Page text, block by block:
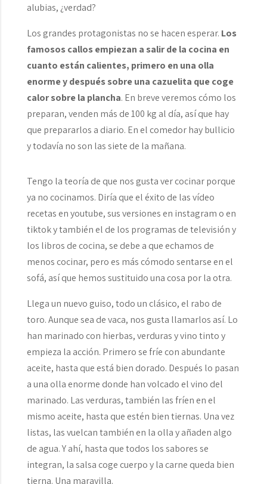
alubias, ¿verdad?
Los grandes protagonistas no se hacen esperar. Los
famosos callos empiezan a salir de la cocina en
cuanto están calientes, primero en una olla
enorme y después sobre una cazuelita que coge
calor sobre la plancha. En breve veremos cómo los
preparan, venden más de 100 kg al día, así que hay
que prepararlos a diario. En el comedor hay bullicio
y todavía no son las siete de la mañana.
Tengo la teoría de que nos gusta ver cocinar porque
ya no cocinamos. Diría que el éxito de las vídeo
recetas en youtube, sus versiones en instagram o en
tiktok y también el de los programas de televisión y
los libros de cocina, se debe a que echamos de
menos cocinar, pero es más cómodo sentarse en el
sofá, así que hemos sustituido una cosa por la otra.
Llega un nuevo guiso, todo un clásico, el rabo de
toro. Aunque sea de vaca, nos gusta llamarlos así. Lo
han marinado con hierbas, verduras y vino tinto y
empieza la acción. Primero se fríe con abundante
aceite, hasta que está bien dorado. Después lo pasan
a una olla enorme donde han volcado el vino del
marinado. Las verduras, también las fríen en el
mismo aceite, hasta que estén bien tiernas. Una vez
listas, las vuelcan también en la olla y añaden algo
de agua. Y ahí, hasta que todos los sabores se
integran, la salsa coge cuerpo y la carne queda bien
tierna. Una maravilla.